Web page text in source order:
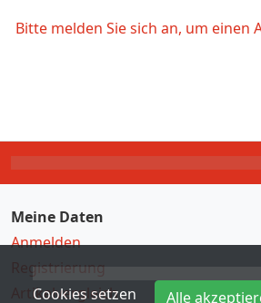
Bitte melden Sie sich an, um einen
Meine Daten
Anmelden
Registrierung
Artikelvergleich
Cookies setzen Alle